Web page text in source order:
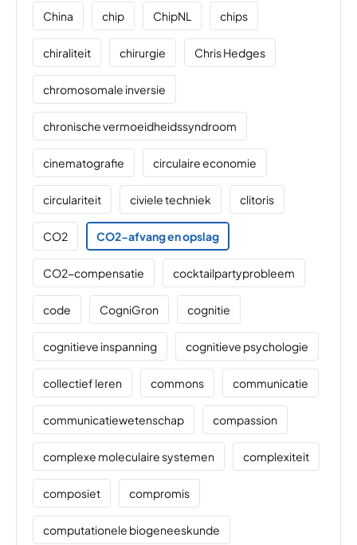
China chip ChipNL chips
chiraliteit chirurgie Chris Hedges
chromosomale inversie
chronische vermoeidheidssyndroom
cinematografie circulaire economie
circulariteit civiele techniek clitoris
CO2 CO2-afvang en opslag
CO2-compensatie cocktailpartyprobleem
code CogniGron cognitie
cognitieve inspanning cognitieve psychologie
collectief leren commons communicatie
communicatiewetenschap compassion
complexe moleculaire systemen complexiteit
composiet compromis
computationele biogeneeskunde